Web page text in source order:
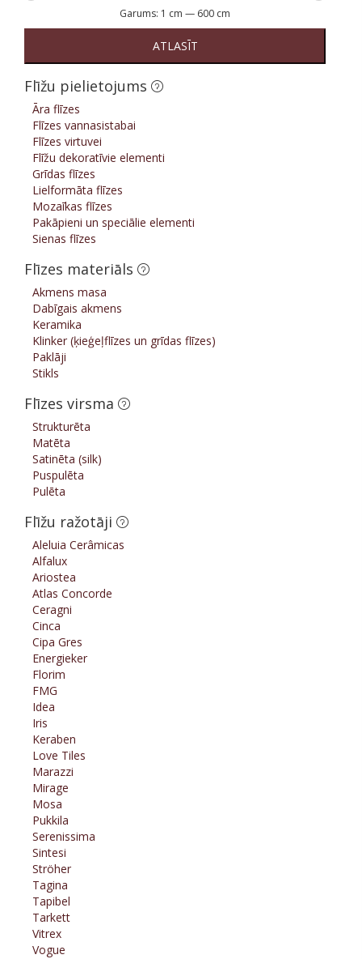
Garums: 1 cm — 600 cm
ATLASĪT
Flīžu pielietojums
Āra flīzes
Flīzes vannasistabai
Flīzes virtuvei
Flīžu dekoratīvie elementi
Grīdas flīzes
Lielformāta flīzes
Mozaīkas flīzes
Pakāpieni un speciālie elementi
Sienas flīzes
Flīzes materiāls
Akmens masa
Dabīgais akmens
Keramika
Klinker (ķieģeļflīzes un grīdas flīzes)
Paklāji
Stikls
Flīzes virsma
Strukturēta
Matēta
Satinēta (silk)
Puspulēta
Pulēta
Flīžu ražotāji
Aleluia Cerâmicas
Alfalux
Ariostea
Atlas Concorde
Ceragni
Cinca
Cipa Gres
Energieker
Florim
FMG
Idea
Iris
Keraben
Love Tiles
Marazzi
Mirage
Mosa
Pukkila
Serenissima
Sintesi
Ströher
Tagina
Tapibel
Tarkett
Vitrex
Vogue